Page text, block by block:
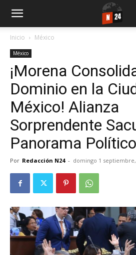
Inicio México
México
¡Morena
Dominio en la
México! Alianza
Sorprendente
Panorama Político
Por Redacción N24 - domingo 1 septiembre,